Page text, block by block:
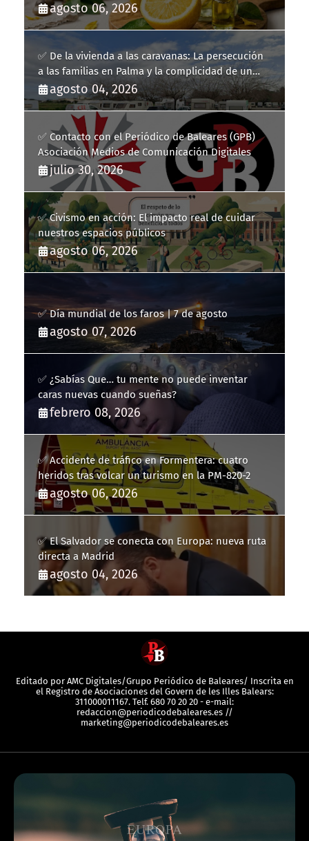
agosto 06, 2026
✅ De la vivienda a las caravanas: La persecución
a las familias en Palma y la complicidad de un
fracaso heredado
agosto 04, 2026
✅ Contacto con el Periódico de Baleares (GPB)
Asociación Medios de Comunicación Digitales
julio 30, 2026
✅ Civismo en acción: El impacto real de cuidar
nuestros espacios públicos
agosto 06, 2026
✅ Día mundial de los faros | 7 de agosto
agosto 07, 2026
✅ ¿Sabías Que… tu mente no puede inventar
caras nuevas cuando sueñas?
febrero 08, 2026
✅ Accidente de tráfico en Formentera: cuatro
heridos tras volcar un turismo en la PM-820-2
agosto 06, 2026
✅ El Salvador se conecta con Europa: nueva ruta
directa a Madrid
agosto 04, 2026
Editado por AMC Digitales/Grupo Periódico de Baleares/ Inscrita en
el Registro de Asociaciones del Govern de les Illes Balears:
311000011167. Telf. 680 70 20 20 - e-mail:
redaccion@periodicodebaleares.es //
marketing@periodicodebaleares.es
EUROPA